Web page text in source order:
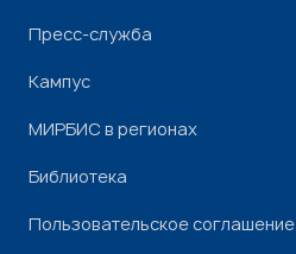
Пресс-служба
Кампус
МИРБИС в регионах
Библиотека
Пользовательское соглашение